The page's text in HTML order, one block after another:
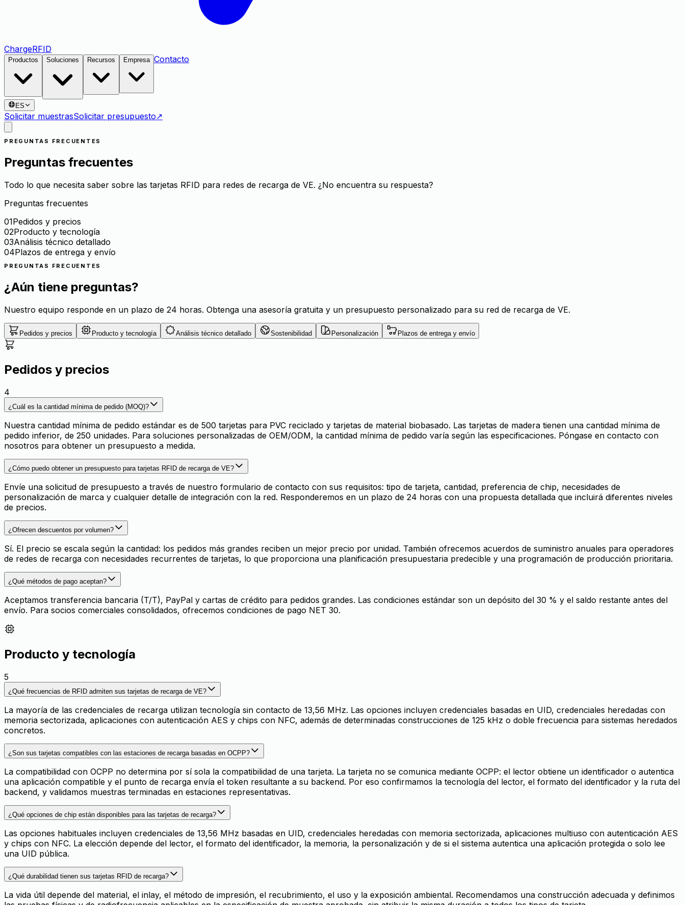
ChargeRFID
Productos Soluciones Recursos Empresa Contacto
ES
Solicitar muestrasSolicitar presupuesto↗
PREGUNTAS FRECUENTES
Preguntas frecuentes
Todo lo que necesita saber sobre las tarjetas RFID para redes de recarga de VE. ¿No encuentra su respuesta?
Preguntas frecuentes
01Pedidos y precios
02Producto y tecnología
03Análisis técnico detallado
04Plazos de entrega y envío
PREGUNTAS FRECUENTES
¿Aún tiene preguntas?
Nuestro equipo responde en un plazo de 24 horas. Obtenga una asesoría gratuita y un presupuesto personalizado para su red de recarga de VE.
Pedidos y precios Producto y tecnología Análisis técnico detallado Sostenibilidad Personalización Plazos de entrega y envío
Pedidos y precios
4
¿Cuál es la cantidad mínima de pedido (MOQ)?
Nuestra cantidad mínima de pedido estándar es de 500 tarjetas para PVC reciclado y tarjetas de material biobasado. Las tarjetas de madera tienen una cantidad mínima de
pedido inferior, de 250 unidades. Para soluciones personalizadas de OEM/ODM, la cantidad mínima de pedido varía según las especificaciones. Póngase en contacto con
nosotros para obtener un presupuesto a medida.
¿Cómo puedo obtener un presupuesto para tarjetas RFID de recarga de VE?
Envíe una solicitud de presupuesto a través de nuestro formulario de contacto con sus requisitos: tipo de tarjeta, cantidad, preferencia de chip, necesidades de
personalización de marca y cualquier detalle de integración con la red. Responderemos en un plazo de 24 horas con una propuesta detallada que incluirá diferentes niveles
de precios.
¿Ofrecen descuentos por volumen?
Sí. El precio se escala según la cantidad: los pedidos más grandes reciben un mejor precio por unidad. También ofrecemos acuerdos de suministro anuales para operadores
de redes de recarga con necesidades recurrentes de tarjetas, lo que proporciona una planificación presupuestaria predecible y una programación de producción prioritaria.
¿Qué métodos de pago aceptan?
Aceptamos transferencia bancaria (T/T), PayPal y cartas de crédito para pedidos grandes. Las condiciones estándar son un depósito del 30 % y el saldo restante antes del
envío. Para socios comerciales consolidados, ofrecemos condiciones de pago NET 30.
Producto y tecnología
5
¿Qué frecuencias de RFID admiten sus tarjetas de recarga de VE?
La mayoría de las credenciales de recarga utilizan tecnología sin contacto de 13,56 MHz. Las opciones incluyen credenciales basadas en UID, credenciales heredadas con
memoria sectorizada, aplicaciones con autenticación AES y chips con NFC, además de determinadas construcciones de 125 kHz o doble frecuencia para sistemas heredados
concretos.
¿Son sus tarjetas compatibles con las estaciones de recarga basadas en OCPP?
La compatibilidad con OCPP no determina por sí sola la compatibilidad de una tarjeta. La tarjeta no se comunica mediante OCPP: el lector obtiene un identificador o autentica
una aplicación compatible y el punto de recarga envía el token resultante a su backend. Por eso confirmamos la tecnología del lector, el formato del identificador y la ruta del
backend, y validamos muestras terminadas en estaciones representativas.
¿Qué opciones de chip están disponibles para las tarjetas de recarga?
Las opciones habituales incluyen credenciales de 13,56 MHz basadas en UID, credenciales heredadas con memoria sectorizada, aplicaciones multiuso con autenticación AES
y chips con NFC. La elección depende del lector, el formato del identificador, la memoria, la personalización y de si el sistema autentica una aplicación protegida o solo lee
una UID pública.
¿Qué durabilidad tienen sus tarjetas RFID de recarga?
La vida útil depende del material, el inlay, el método de impresión, el recubrimiento, el uso y la exposición ambiental. Recomendamos una construcción adecuada y definimos